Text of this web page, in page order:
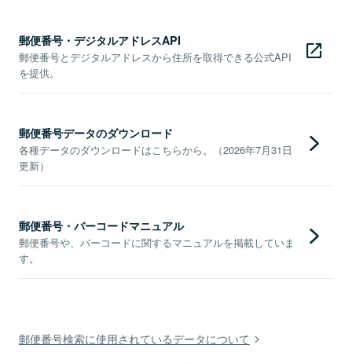
郵便番号・デジタルアドレスAPI
郵便番号とデジタルアドレスから住所を取得できる公式API
を提供。
郵便番号データのダウンロード
各種データのダウンロードはこちらから。（2026年7月31日
更新）
郵便番号・バーコードマニュアル
郵便番号や、バーコードに関するマニュアルを掲載していま
す。
郵便番号検索に使用されているデータについて